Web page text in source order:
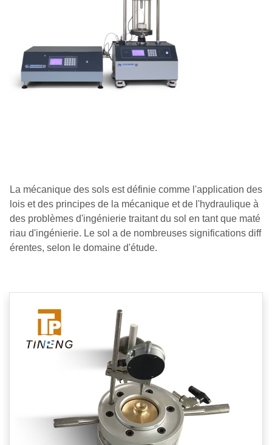
La mécanique des sols est définie comme l'application des
lois et des principes de la mécanique et de l'hydraulique à
des problèmes d'ingénierie traitant du sol en tant que maté
riau d'ingénierie. Le sol a de nombreuses significations diff
érentes, selon le domaine d'étude.